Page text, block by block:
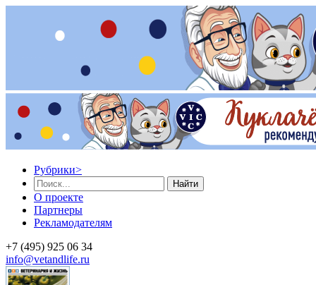
Рубрики>
Найти
О проекте
Партнеры
Рекламодателям
+7 (495) 925 06 34
info@vetandlife.ru